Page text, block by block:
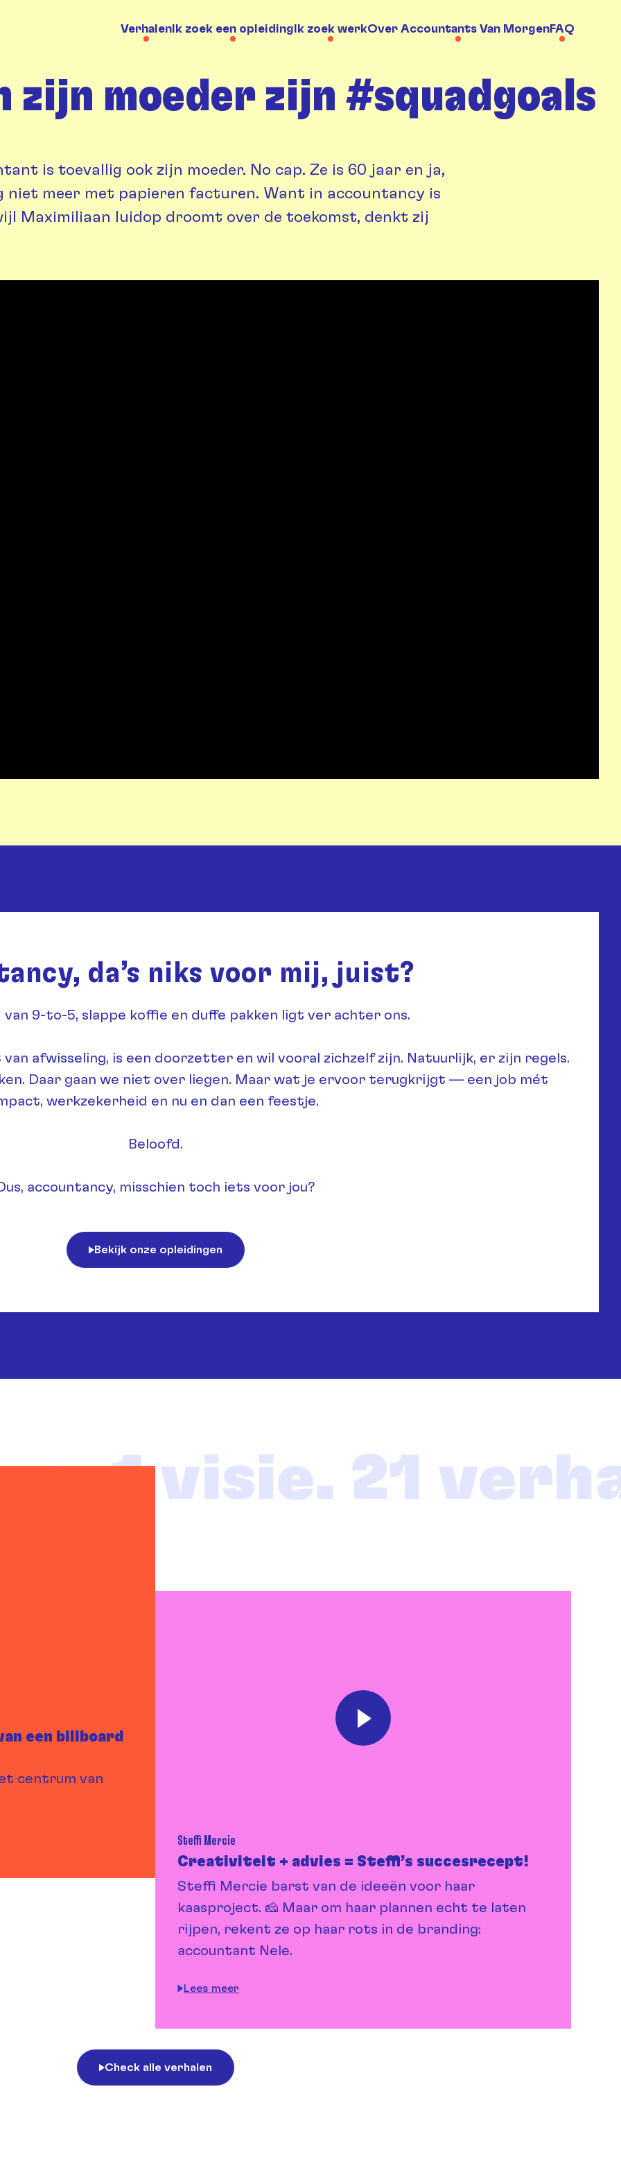
VerhalenIk zoek een opleiding Ik zoek werkOver Accountants Van MorgenFAQ
zijn moeder zijn #squadgoals
is toevallig ook zijn moeder. No cap. Ze is 60 jaar en ja,
niet meer met papieren facturen. Want in accountancy is
Maximiliaan luidop droomt over de toekomst, denkt zij
da’s niks voor mij, juist?
van 9-to-5, slappe koffie en duffe pakken ligt ver achter ons.
afwisseling, is een doorzetter en wil vooral zichzelf zijn. Natuurlijk, er zijn regels.
Daar gaan we niet over liegen. Maar wat je ervoor terugkrijgt — een job mét
werkzekerheid en nu en dan een feestje.
Beloofd.
accountancy, misschien toch iets voor jou?
Bekijk onze opleidingen
1 visie. 21
een billboard
centrum van
Steffi Mercie
Creativiteit + advies = Steffi’s succesrecept!
Steffi Mercie barst van de ideeën voor haar
kaasproject. 🧀 Maar om haar plannen echt te laten
rijpen, rekent ze op haar rots in de branding:
accountant Nele.
Lees meer
Check alle verhalen